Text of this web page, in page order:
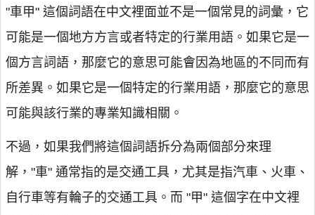
"車甲" 這個詞語在中文裡面並不是一個常見的詞彙，它
可能是一個地方方言或者特定的行業用語。如果它是一
個方言詞語，那麼它的意思可能會因為地區的不同而有
所差異。如果它是一個特定的行業用語，那麼它的意思
可能與該行業的專業知識相關。
不過，如果我們將這個詞語拆分為兩個部分來理
解，"車" 通常指的是交通工具，尤其是指汽車、火車、
自行車等有輪子的交通工具。而 "甲" 這個字在中文裡